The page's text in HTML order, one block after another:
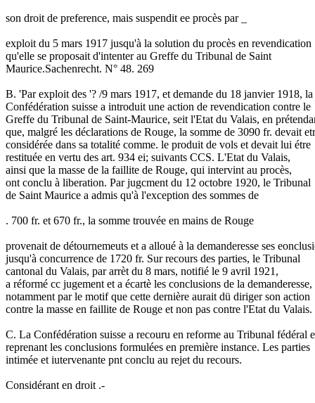
son droit de preference, mais suspendit ee procès par _
exploit du 5 mars 1917 jusqu'à la solution du procès en revendication
qu'elle se proposait d'intenter au Greffe du Tribunal de Saint
Maurice.Sachenrecht. N° 48. 269
B. 'Par exploit des '? /9 mars 1917, et demande du 18 janvier 1918, la
Confédération suisse a introduit une action de revendication contre le
Greffe du Tribunal de Saint-Maurice, seit l'Etat du Valais, en
que, malgré les déclarations de Rouge, la somme de 3090 fr. devait
considérée dans sa totalité comme. le produit de vols et devait lui étre
restituée en vertu des art. 934 ei; suivants CCS. L'Etat du Valais,
ainsi que la masse de la faillite de Rouge, qui intervint au procès,
ont conclu à liberation. Par jugcment du 12 octobre 1920, le Tribunal
de Saint Maurice a admis qu'à l'exception des sommes de
. 700 fr. et 670 fr., la somme trouvée en mains de Rouge
provenait de détournemeuts et a alloué à la demanderesse ses
jusqu'à concurrence de 1720 fr. Sur recours des parties, le Tribunal
cantonal du Valais, par arrèt du 8 mars, notifié le 9 avril 1921,
a réformé cc jugement et a écartè les conclusions de la demanderesse,
notamment par le motif que cette dernière aurait dü diriger son action
contre la masse en faillite de Rouge et non pas contre l'Etat du Valais.
C. La Confédération suisse a recouru en reforme au Tribunal fédéral
reprenant les conclusions formulées en première instance. Les parties
intimée et iutervenante pnt conclu au rejet du recours.
Considérant en droit .-